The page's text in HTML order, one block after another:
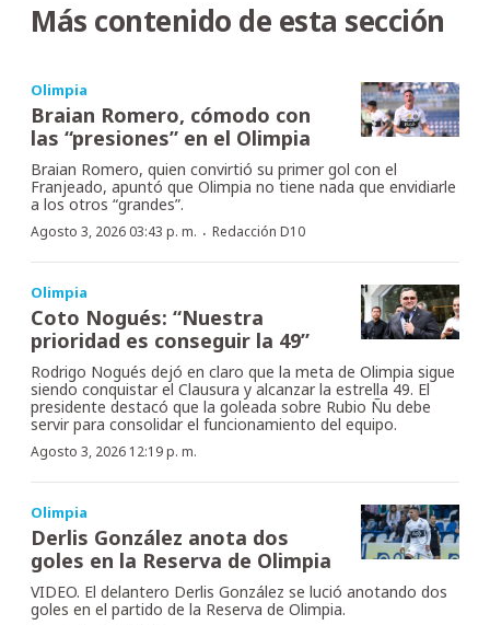
Más contenido de esta sección
Olimpia
Braian Romero, cómodo con
las “presiones” en el Olimpia
Braian Romero, quien convirtió su primer gol con el
Franjeado, apuntó que Olimpia no tiene nada que envidiarle
a los otros “grandes”.
Agosto 3, 2026 03:43 p. m. · Redacción D10
Olimpia
Coto Nogués: “Nuestra
prioridad es conseguir la 49”
Rodrigo Nogués dejó en claro que la meta de Olimpia sigue
siendo conquistar el Clausura y alcanzar la estrella 49. El
presidente destacó que la goleada sobre Rubio Ñu debe
servir para consolidar el funcionamiento del equipo.
Agosto 3, 2026 12:19 p. m.
Olimpia
Derlis González anota dos
goles en la Reserva de Olimpia
VIDEO. El delantero Derlis González se lució anotando dos
goles en el partido de la Reserva de Olimpia.